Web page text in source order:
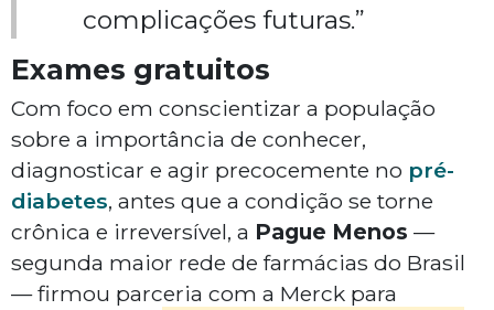
complicações futuras.”
Exames gratuitos
Com foco em conscientizar a população
sobre a importância de conhecer,
diagnosticar e agir precocemente no pré-
diabetes, antes que a condição se torne
crônica e irreversível, a Pague Menos —
segunda maior rede de farmácias do Brasil
— firmou parceria com a Merck para